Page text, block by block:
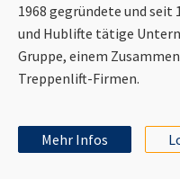
1968 gegründete und
und Hublifte tätige
Gruppe, einem
Treppenlift-Firmen.
Mehr Infos